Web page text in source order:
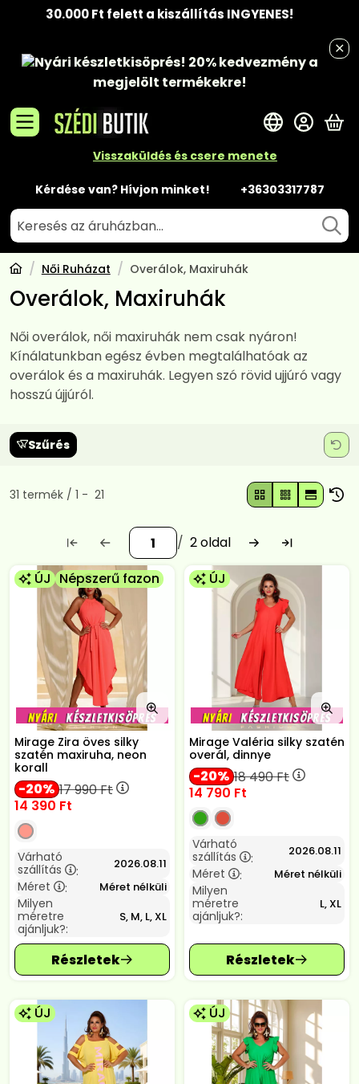
30.000 Ft felett a kiszállítás INGYENES!
Nyári készletkisöprés! 20% kedvezménya
megjelölt termékekre!
Visszaküldés és csere menete
Kérdése van? Hívjon minket! +36303317787
A
Női Ruházat Overálok, Maxiruhák
Overálok, Maxiruhák
Női overálok, női maxiruhák nem csak nyáron!
Kínálatunkban egész évben megtalálhatóak az
overálok és a maxiruhák. Legyen szó rövid ujjúró vagy
hosszú újjúról.
Szűrés
Összes termék a kategóriában
31 termék 1 21
2
ÚJ Népszerű fazon
Mirage Zira öves silky
szatén maxiruha, neon
korall
20 17 990Ft
14 390 Ft
Várható
szállítás
: 2026.08.11
Méret : Méret nélküli
Milyen
méretre
ajánljuk?:
S, M, L, XL
ÚJ
Mirage Valéria silky szatén
overál, dinnye
20 18 490Ft
14 790 Ft
Várható
szállítás
: 2026.08.11
Méret : Méret nélküli
Milyen
méretre
ajánljuk?:
L, XL
ÚJ ÚJ